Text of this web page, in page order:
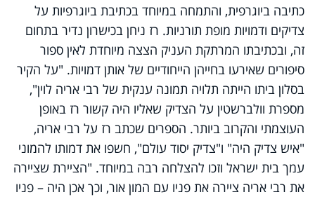
כתיבה ביוגרפית, והתמחה במיוחד בכתיבת ביוגרפיות על
צדיקים ודמויות מופת תורניות. רז ניחן בכישרון נדיר בתחום
זה, ובכתיבתו המרתקת העניק הצצה מיוחדת לאין ספור
סיפורים שאירעו בחייהן הייחודיים של אותן דמויות. "על הקיר
בסלון ביתו הייתה תלויה תמונה ענקית של רבי אריה לוין",
מספרת וולברשטין על הצדיק שאליו היה קשור רז באופן
העוצמתי והקרוב ביותר. הספרים שכתב רז על רבי אריה,
"איש צדיק היה" ו"צדיק יסוד עולם", חשפו את דמותו להמוני
עמך בית ישראל וזכו להצלחה רבה במיוחד. "הציירת שציירה
את רבי אריה ציירה את פניו עם המון אור, וכך אכן היה – פניו